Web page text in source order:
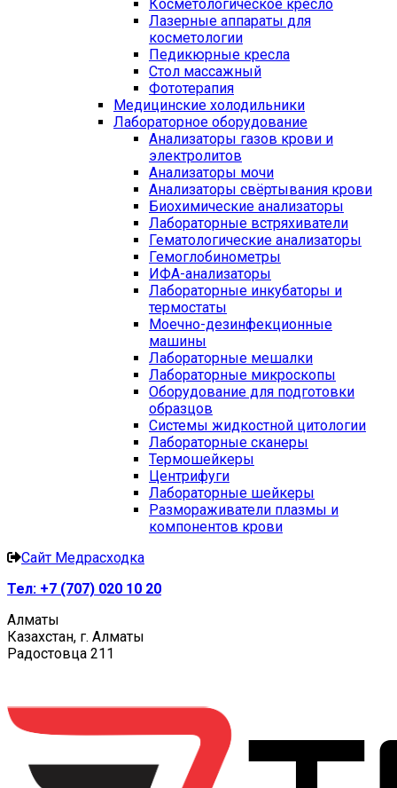
Косметологическое кресло
Лазерные аппараты для
косметологии
Педикюрные кресла
Стол массажный
Фототерапия
Медицинские холодильники
Лабораторное оборудование
Анализаторы газов крови и
электролитов
Анализаторы мочи
Анализаторы свёртывания крови
Биохимические анализаторы
Лабораторные встряхиватели
Гематологические анализаторы
Гемоглобинометры
ИФА-анализаторы
Лабораторные инкубаторы и
термостаты
Моечно-дезинфекционные
машины
Лабораторные мешалки
Лабораторные микроскопы
Оборудование для подготовки
образцов
Системы жидкостной цитологии
Лабораторные сканеры
Термошейкеры
Центрифуги
Лабораторные шейкеры
Размораживатели плазмы и
компонентов крови
Сайт Медрасходка
Тел: +7 (707) 020 10 20
Алматы
Казахстан, г. Алматы
Радостовца 211